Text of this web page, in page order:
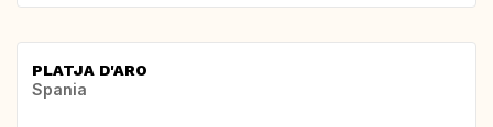
PLATJA D'ARO
Spania